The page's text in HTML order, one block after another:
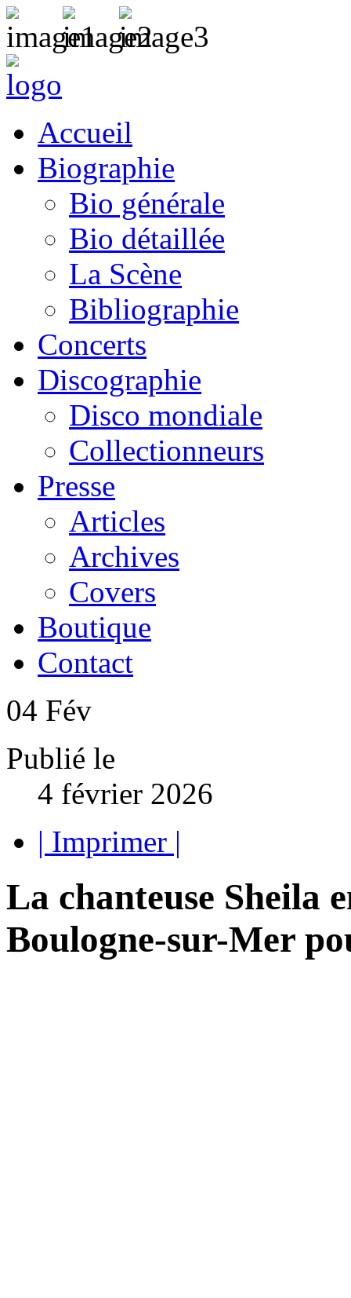
Accueil
Biographie
Bio générale
Bio détaillée
La Scène
Bibliographie
Concerts
Discographie
Disco mondiale
Collectionneurs
Presse
Articles
Archives
Covers
Boutique
Contact
04 Fév
Publié le
4 février 2026
| Imprimer |
La chanteuse Sheila
Boulogne-sur-Mer